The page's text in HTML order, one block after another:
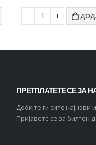
ПРЕТПЛАТЕТЕ СЕ ЗА
Добијте ги сите
Пријавете се за билтен